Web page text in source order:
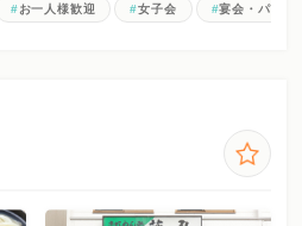
お一人様歓迎 女子会 宴会・パーテ